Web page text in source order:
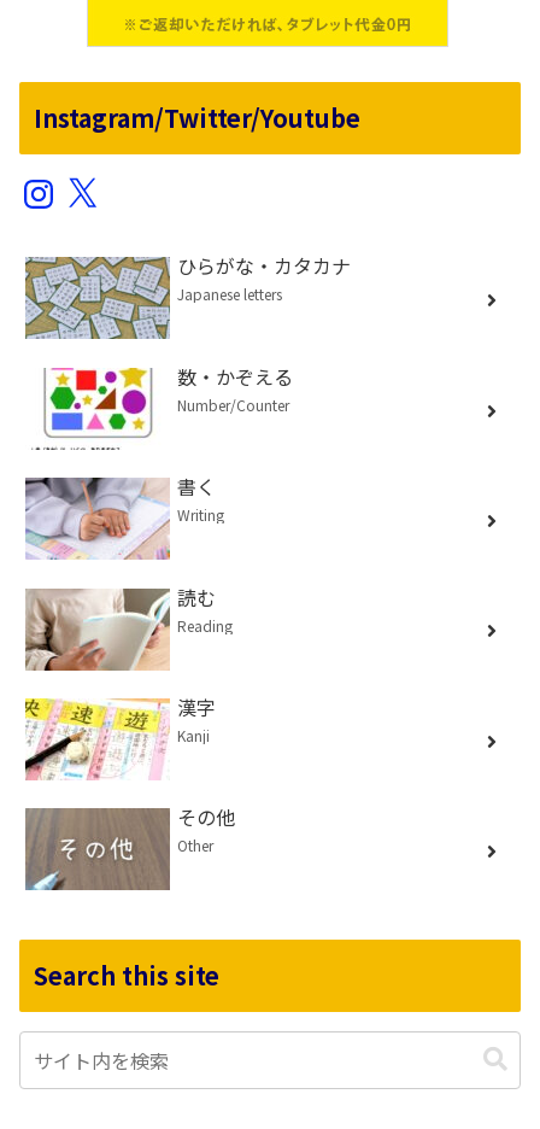
Instagram/Twitter/Youtube
Instagram
X
ひらがな・カタカナ
Japanese letters
数・かぞえる
Number/Counter
書く
Writing
読む
Reading
漢字
Kanji
その他
Other
Search this site